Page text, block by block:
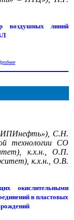
воздушных линий
С.Н.
технологии СО
к.х.н., О.П.
к.х.н., О.В.
окислительными
в пластовых